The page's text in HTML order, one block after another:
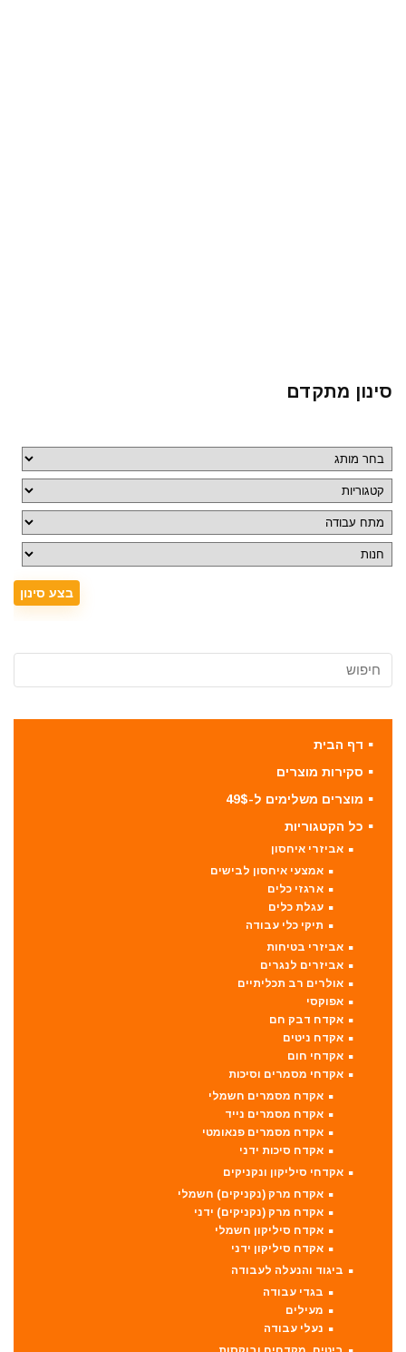
סינון מתקדם
דף הבית
סקירות מוצרים
מוצרים משלימים ל-49$
כל הקטגוריות
אביזרי איחסון
אמצעי איחסון לבישים
ארגזי כלים
עגלת כלים
תיקי כלי עבודה
אביזרי בטיחות
אביזרים לנגרים
אולרים רב תכליתיים
אפוקסי
אקדח דבק חם
אקדח ניטים
אקדחי חום
אקדחי מסמרים וסיכות
אקדח מסמרים חשמלי
אקדח מסמרים נייד
אקדח מסמרים פנאומטי
אקדח סיכות ידני
אקדחי סיליקון ונקניקים
אקדח מרק (נקניקים) חשמלי
אקדח מרק (נקניקים) ידני
אקדח סיליקון חשמלי
אקדח סיליקון ידני
ביגוד והנעלה לעבודה
בגדי עבודה
מעילים
נעלי עבודה